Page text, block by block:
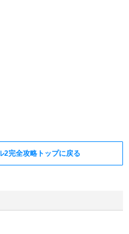
2完全攻略トップに戻る